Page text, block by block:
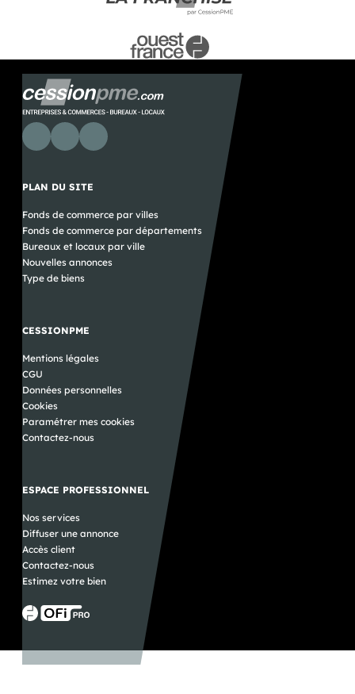
PLAN DU SITE
Fonds de commerce par villes
Fonds de commerce par départements
Bureaux et locaux par ville
Nouvelles annonces
Type de biens
CESSIONPME
Mentions légales
CGU
Données personnelles
Cookies
Paramétrer mes cookies
Contactez-nous
ESPACE PROFESSIONNEL
Nos services
Diffuser une annonce
Accès client
Contactez-nous
Estimez votre bien